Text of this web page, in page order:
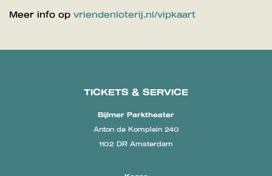
Meer info op vriendenloterij.nl/vipkaart
TICKETS & SERVICE
Bijlmer Parktheater
Anton de Komplein 240
1102 DR Amsterdam